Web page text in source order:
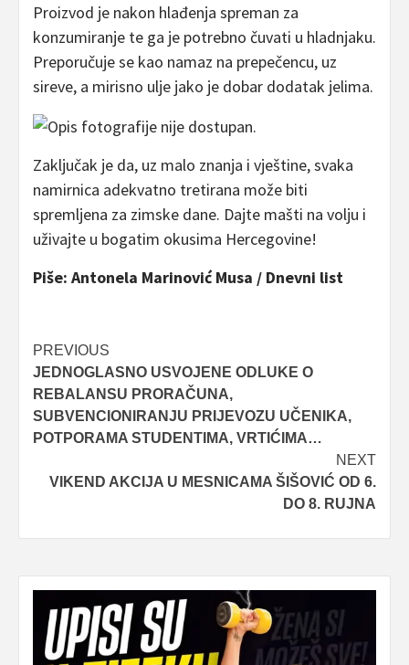
Proizvod je nakon hlađenja spreman za
konzumiranje te ga je potrebno čuvati u hladnjaku.
Preporučuje se kao namaz na prepečencu, uz
sireve, a mirisno ulje jako je dobar dodatak jelima.
Zaključak je da, uz malo znanja i vještine, svaka
namirnica adekvatno tretirana može biti
spremljena za zimske dane. Dajte mašti na volju i
uživajte u bogatim okusima Hercegovine!
Piše: Antonela Marinović Musa / Dnevni list
Post
navigation
PREVIOUS
JEDNOGLASNO USVOJENE ODLUKE O
REBALANSU PRORAČUNA,
SUBVENCIONIRANJU PRIJEVOZU UČENIKA,
POTPORAMA STUDENTIMA, VRTIĆIMA…
NEXT
VIKEND AKCIJA U MESNICAMA ŠIŠOVIĆ OD 6.
DO 8. RUJNA